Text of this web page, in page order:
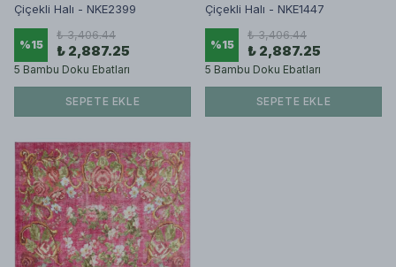
Çiçekli Halı - NKE2399
%15
₺ 3,406.44
₺ 2,887.25
5 Bambu Doku Ebatları
SEPETE EKLE
Çiçekli Halı - NKE1447
%15
₺ 3,406.44
₺ 2,887.25
5 Bambu Doku Ebatları
SEPETE EKLE